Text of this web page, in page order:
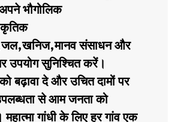
भौगोलिक
संसाधन और
उपयोग सुनिश्चित करें।
बढ़ावा दे और उचित दामों पर
से आम जनता को
गांधी के लिए हर गांव एक